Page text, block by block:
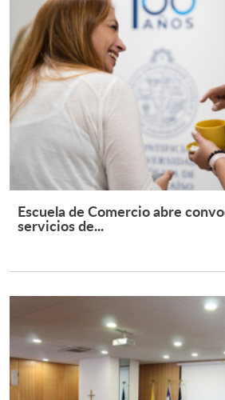
Escuela de Comercio abre
servicios de...